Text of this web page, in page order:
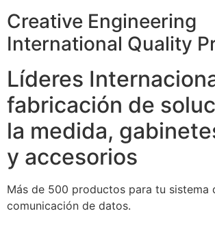
Creative Engineering
International Quality
Líderes
fabricación de
la medida,
y accesorios
Más de 500 productos para tu sistema
comunicación de datos.